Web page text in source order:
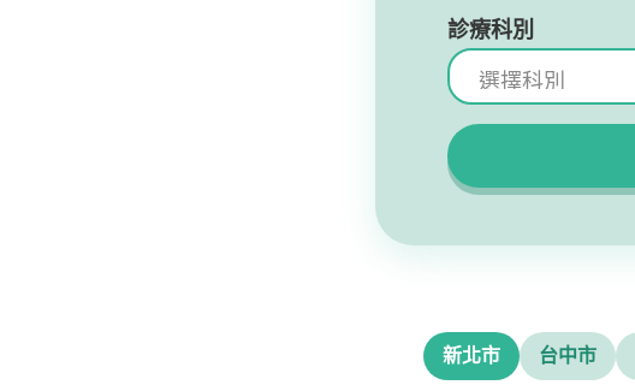
診療科別
新北市 台中市